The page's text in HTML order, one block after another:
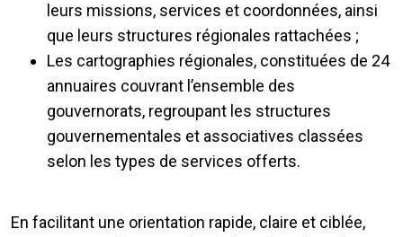
leurs missions, services et coordonnées, ainsi
que leurs structures régionales rattachées ;
Les cartographies régionales, constituées de 24
annuaires couvrant l’ensemble des
gouvernorats, regroupant les structures
gouvernementales et associatives classées
selon les types de services offerts.
En facilitant une orientation rapide, claire et ciblée,